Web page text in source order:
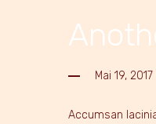
Mai 19, 2017
Accumsan